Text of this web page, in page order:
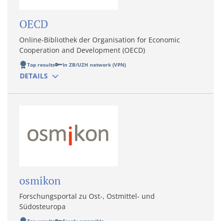
OECD
Online-Bibliothek der Organisation for Economic
Cooperation and Development (OECD)
DETAILS
Top results In ZB/UZH network (VPN)
osmikon
Forschungsportal zu Ost-, Ostmittel- und
Südosteuropa